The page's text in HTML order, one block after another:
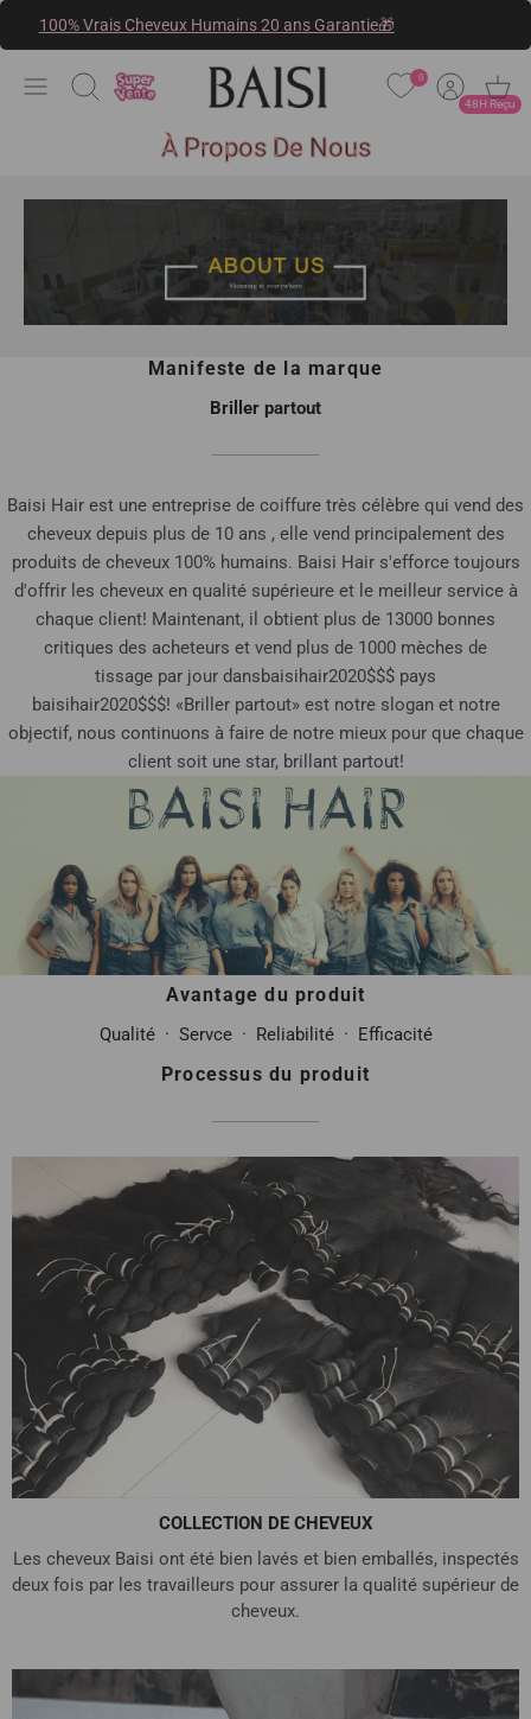
au
100% Vrais Cheveux Humains 20 ans Garantie🎁
Procurar 48H Reçu
0
À Propos De Nous
Manifeste de la marque
Briller partout
Baisi Hair est une entreprise de coiffure très célèbre qui vend des
cheveux depuis plus de 10 ans , elle vend principalement des
produits de cheveux 100% humains. Baisi Hair s'efforce toujours
d'offrir les cheveux en qualité supérieure et le meilleur service à
chaque client! Maintenant, il obtient plus de 13000 bonnes
critiques des acheteurs et vend plus de 1000 mèches de
tissage par jour dansbaisihair2020$$$ pays
baisihair2020$$$! «Briller partout» est notre slogan et notre
objectif, nous continuons à faire de notre mieux pour que chaque
client soit une star, brillant partout!
Avantage du produit
Qualité · Servce · Reliabilité · Efficacité
Processus du produit
COLLECTION DE CHEVEUX
Les cheveux Baisi ont été bien lavés et bien emballés, inspectés
deux fois par les travailleurs pour assurer la qualité supérieur de
cheveux.